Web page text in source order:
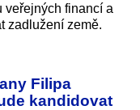
veřejných financí a
zadlužení země.
Filipa
kandidovat